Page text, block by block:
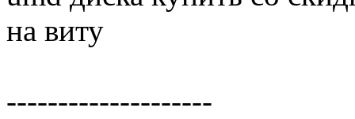
на виту
--------------------